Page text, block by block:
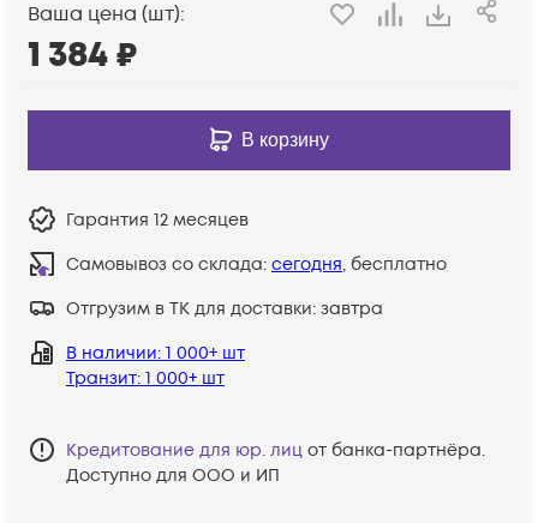
Ваша цена (шт):
1 384₽
В корзину
Гарантия 12 месяцев
Самовывоз со склада: сегодня, бесплатно
Отгрузим в ТК для доставки: завтра
В наличии: 1 000+ шт
Транзит: 1 000+ шт
Кредитование для юр. лиц от банка-партнёра.
Доступно для ООО и ИП